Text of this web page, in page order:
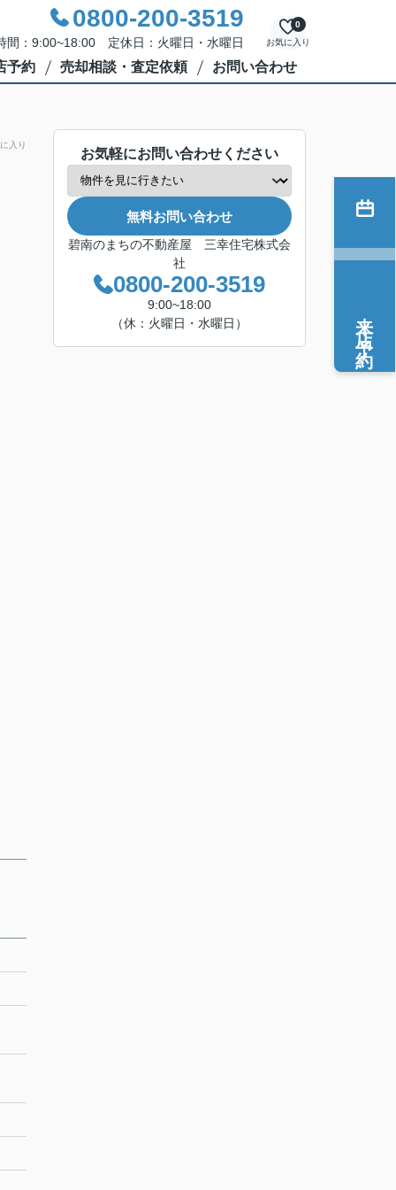
0800-200-3519
間：9:00~18:00 定休日：火曜日・水曜日 お気に入り
0
予約 売却相談・査定依頼 お問い合わせ
入り
お気軽にお問い合わせください
無料お問い合わせ
碧南のまちの不動産屋 三幸住宅株式会
社
0800-200-3519
9:00~18:00
（休：火曜日・水曜日）
来店予約